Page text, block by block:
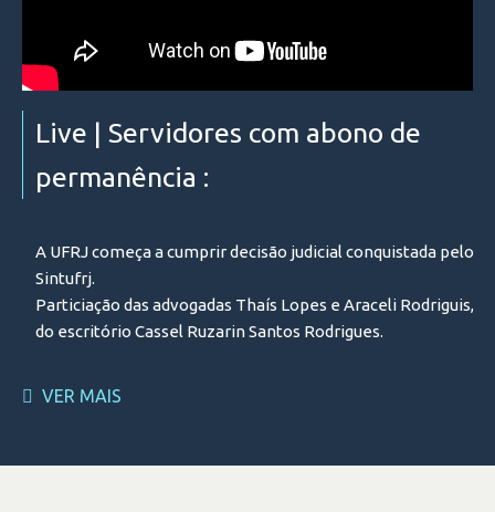
Live | Servidores com abono de
permanência :
A UFRJ começa a cumprir decisão judicial conquistada pelo
Sintufrj.
Particiação das advogadas Thaís Lopes e Araceli Rodriguis,
do escritório Cassel Ruzarin Santos Rodrigues.
VER MAIS